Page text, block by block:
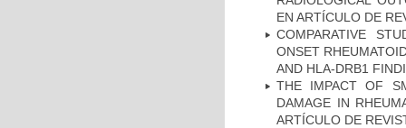
EN ARTÍCULO DE
COMPARATIVE
ONSET
AND HLA-DRB1
THE IMPACT OF
DAMAGE IN
ARTÍCULO DE